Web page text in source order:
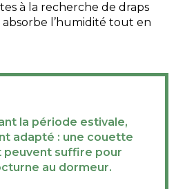
à la recherche de draps
l’humidité tout en
la période estivale,
adapté : une couette
peuvent suffire pour
au dormeur.